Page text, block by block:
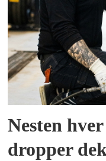
Nesten
dropper